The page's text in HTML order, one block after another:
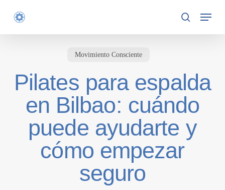
search
Menu
Movimiento Consciente
Pilates para espalda
en Bilbao: cuándo
puede ayudarte y
cómo empezar
seguro